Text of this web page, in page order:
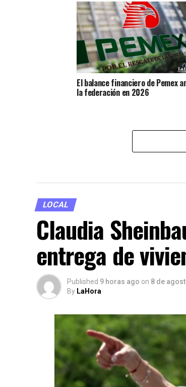
El balance financiero de Pemex
la federación en 2026
LOCAL
Claudia
entrega de
Published 9 horas ago on 8 de
By LaHora